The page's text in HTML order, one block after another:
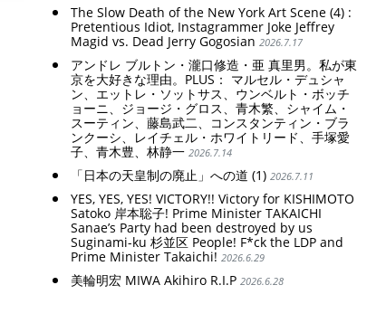
The Slow Death of the New York Art Scene (4) :
Pretentious Idiot, Instagrammer Joke Jeffrey
Magid vs. Dead Jerry Gogosian 2026.7.17
アンドレ ブルトン・瀧口修造・亜 真里男。私が東
京を大好きな理由。PLUS： マルセル・デュシャ
ン、エットレ・ソットサス、ウンベルト・ボッチ
ョーニ、ジョージ・グロス、青木繁、シャイム・
スーティン、藤島武二、コンスタンティン・ブラ
ンクーシ、レイチェル・ホワイトリード、手塚愛
子、青木豊、林静一 2026.7.14
「日本の天皇制の廃止」への道 (1) 2026.7.11
YES, YES, YES! VICTORY!! Victory for KISHIMOTO
Satoko 岸本聡子! Prime Minister TAKAICHI
Sanae’s Party had been destroyed by us
Suginami-ku 杉並区 People! F*ck the LDP and
Prime Minister Takaichi! 2026.6.29
美輪明宏 MIWA Akihiro R.I.P 2026.6.28